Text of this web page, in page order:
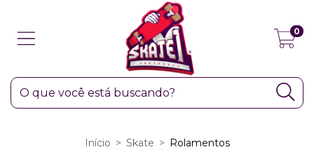
0
Início > Skate > Rolamentos